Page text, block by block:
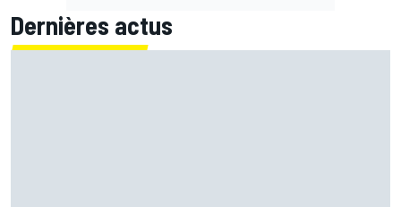
Dernières actus